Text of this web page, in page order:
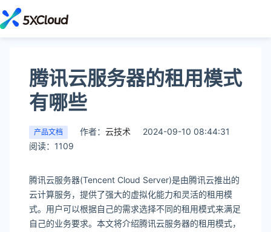
腾讯云服务器的租用模式
有哪些
产品文档 作者： 云技术
2024-09-10 08:44:31
阅读：1109
腾讯云服务器(Tencent Cloud Server)是由腾讯云推出的
云计算服务，提供了强大的虚拟化能力和灵活的租用模
式。用户可以根据自己的需求选择不同的租用模式来满足
自己的业务要求。本文将介绍腾讯云服务器的租用模式，